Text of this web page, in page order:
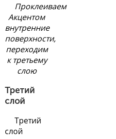
Проклеиваем
Акцентом
внутренние
поверхности,
переходим
к третьему
слою
Третий
слой
Третий
слой